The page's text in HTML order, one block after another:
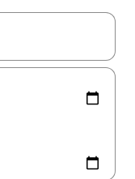
les flèches vers le